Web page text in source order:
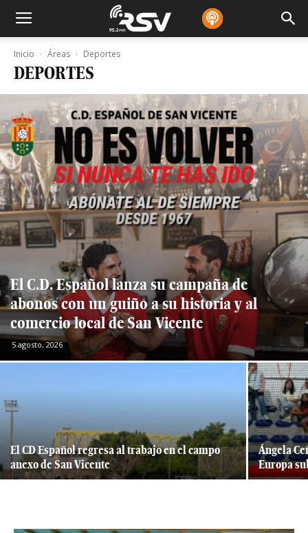
Inicio Áreas Deportes
DEPORTES
El C.D. Español lanza su campaña de
abonos con un guiño a su historia y al
comercio local de San Vicente
5 agosto, 2026
El CD Español regresa al trabajo en el campo
anexo de San Vicente
Ángela
Europa